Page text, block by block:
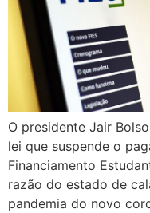
O presidente Jair
lei que suspende o
Financiamento
razão do estado de
pandemia do novo